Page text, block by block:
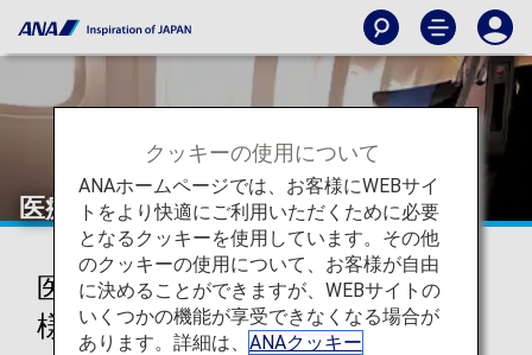
医療用酸素ボンベをご利用のお客様
医療用酸素ボンベをご利用のお客
様
クッキーの使用について
ANAホームページでは、お客様にWEBサイ
トをより快適にご利用いただくために必要
となるクッキーを使用しています。その他
のクッキーの使用について、お客様が自由
に決めることができますが、WEBサイトの
いくつかの機能が享受できなくなる場合が
あります。詳細は、 ANAクッキー